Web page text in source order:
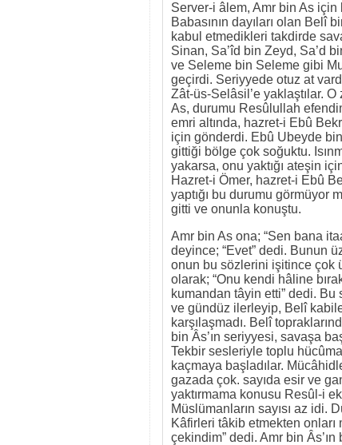
Server-i âlem, Amr bin As için
Babasının dayıları olan Belî
kabul etmedikleri takdirde
Sinan, Sa’îd bin Zeyd, Sa’d
ve Seleme bin Seleme gibi
geçirdi. Seriyyede otuz at
Zât-üs-Selâsil’e yaklaştılar.
As, durumu Resûlullah
emri altında, hazret-i Ebû
için gönderdi. Ebû Ubeyde
gittiği bölge çok soğuktu.
yakarsa, onu yaktığı ateşin
Hazret-i Ömer, hazret-i Ebû
yaptığı bu durumu görmüyor
gitti ve onunla konuştu.
Amr bin As ona; “Sen bana
deyince; “Evet” dedi. Bunun
onun bu sözlerini işitince çok
olarak; “Onu kendi hâline
kumandan tâyin etti” dedi.
ve gündüz ilerleyip, Belî
karşılaşmadı. Belî
bin Âs’ın seriyyesi, savaşa
Tekbir sesleriyle toplu
kaçmaya başladılar.
gazada çok. sayıda esir ve
yaktırmama konusu Resûl-i
Müslümanların sayısı az idi.
Kâfirleri tâkib etmekten
çekindim” dedi. Amr bin